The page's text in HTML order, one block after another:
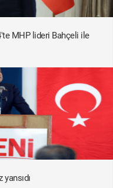
MHP lideri Bahçeli ile